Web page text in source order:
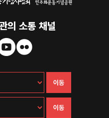
의 소통 채널
이동
이동